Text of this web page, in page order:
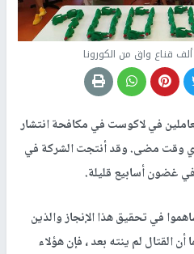
في لاكوست في مكافحة انتشار
وقت مضى. وقد أنتجت الشركة في
غضون أسابيع قليلة.
في تحقيق هذا الإنجاز والذين
القتال لم ينته بعد ، فإن هؤلاء